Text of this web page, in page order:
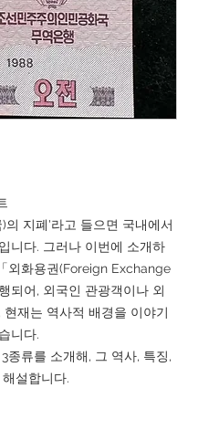
의 지폐'라고 들으면 국내에서
니다. 그러나 이번에 소개하
외화용권(Foreign Exchange
되어, 외국인 관광객이나 외
재는 역사적 배경을 이야기
니다.
종류를 소개해, 그 역사, 특징,
설합니다.